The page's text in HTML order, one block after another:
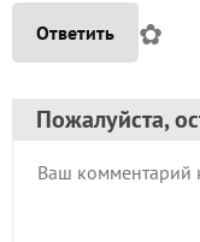
Ответить ✿
Пожалуйста,